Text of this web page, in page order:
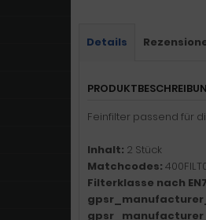
Details
Feinfilter passend für
Inhalt: 2 Stück
Matchcodes:
Filterklasse nach